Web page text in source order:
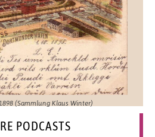
(Sammlung Klaus Winter)
PODCASTS